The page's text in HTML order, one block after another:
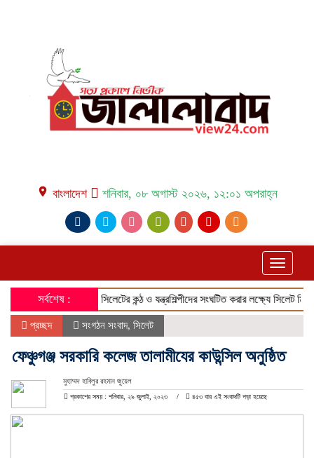
place বাংলাদেশ শনিবার, ০৮ অগাস্ট ২০২৬, ১২:০১ অপরাহ্ন
Toggle
সর্বশেষ :
❰ সিলেটের কন্ঠ ও যন্ত্রশিল্পীদের সংঘটিত করার লক্ষ্যে সিলেট মিউজিক
প্রচ্ছদ সংগঠন সংবাদ, সিলেট
ফেঞ্চুগঞ্জ সরকারি কলেজ তালামীযের কাউন্সিল অনুষ্ঠিত
মুহাম্মদ হাবিলুর রহমান জুয়েল
প্রকাশের সময় : শনিবার, ২৯ জুলাই, ২০২৩ ৪৫৩ বার এই সংবাদটি পড়া হয়েছে